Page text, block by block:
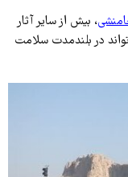
، بیش از سایر آثار
در بلندمدت سلامت